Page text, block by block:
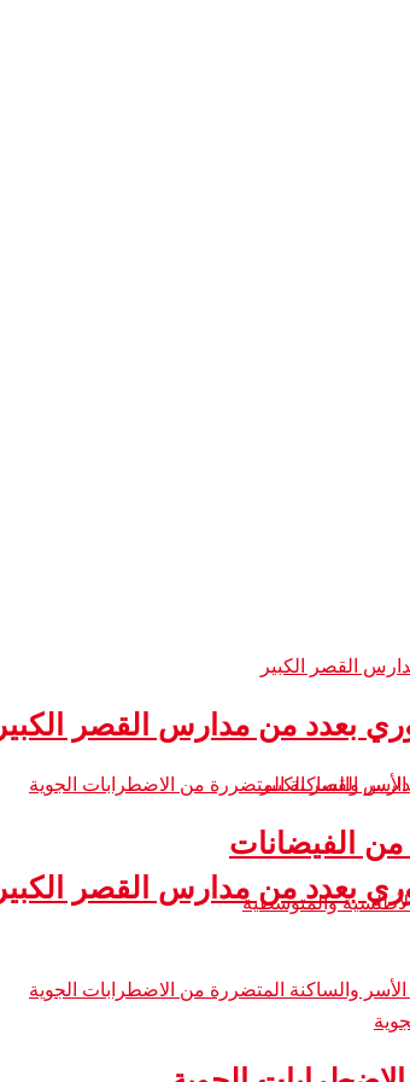
بعدد من مدارس القصر الكبير
بعدد من مدارس القصر الكبير
الفيضانات